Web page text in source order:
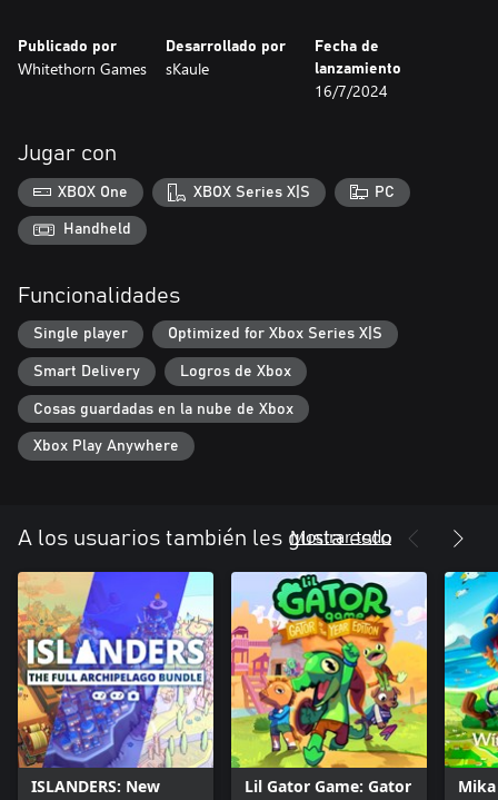
Publicado por
Whitethorn Games
Desarrollado por
sKaule
Fecha de
lanzamiento
16/7/2024
Jugar con
XBOX One XBOX Series X|S PC
Handheld
Funcionalidades
Single player Optimized for Xbox Series X|S
Smart Delivery Logros de Xbox
Cosas guardadas en la nube de Xbox
Xbox Play Anywhere
A los usuarios también les gusta esto
Mostrar todo
ISLANDERS: New
Lil Gator Game: Gator